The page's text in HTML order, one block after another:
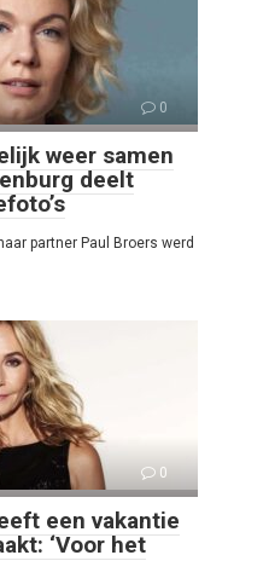
0
weer samen
deelt
partner Paul Broers werd
0
een vakantie
‘Voor het